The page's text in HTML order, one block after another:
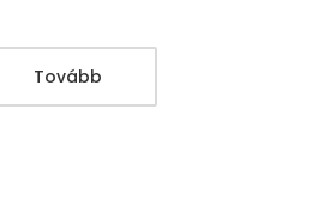
Tovább